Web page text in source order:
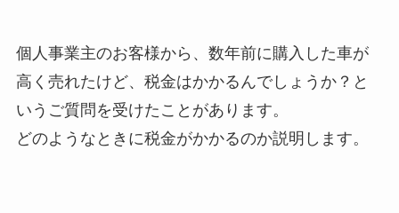
個人事業主のお客様から、数年前に購入した車が
高く売れたけど、税金はかかるんでしょうか？と
いうご質問を受けたことがあります。
どのようなときに税金がかかるのか説明します。